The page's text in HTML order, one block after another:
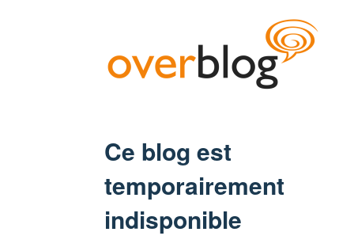
Ce blog est
temporairement
indisponible